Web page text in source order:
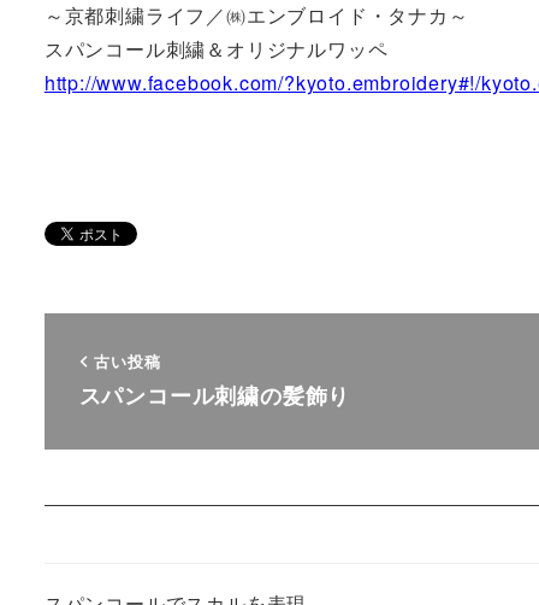
～京都刺繍ライフ／㈱エンブロイド・タナカ～
スパンコール刺繍＆オリジナルワッペ
http://www.facebook.com/?kyoto.embroidery#!/
古い投稿
スパンコール刺繍の髪飾り